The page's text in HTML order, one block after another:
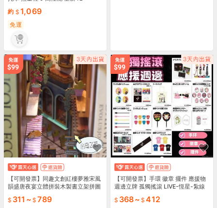
約
1,069
免運
【可開發票】同趣文創紅樓夢雅宋風
韻盛唐夜宴立體拼裝木製書立架拼圖
311 ~ 789
【可開發票】手環 徽章 擺件 應援物
週邊立牌 孤獨搖滾 LIVE-恆星-紮線
368~ 412